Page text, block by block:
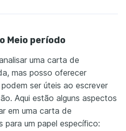
Meio período
uma carta de
mas posso oferecer
ser úteis ao escrever
Aqui estão alguns aspectos
em uma carta de
um papel específico: